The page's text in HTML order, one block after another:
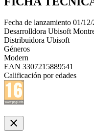
Fecha de lanzamiento 01/
Desarrolldora Ubisoft
Distribuidora Ubisoft
Géneros
Modern
EAN 3307215889541
Calificación por edades
close